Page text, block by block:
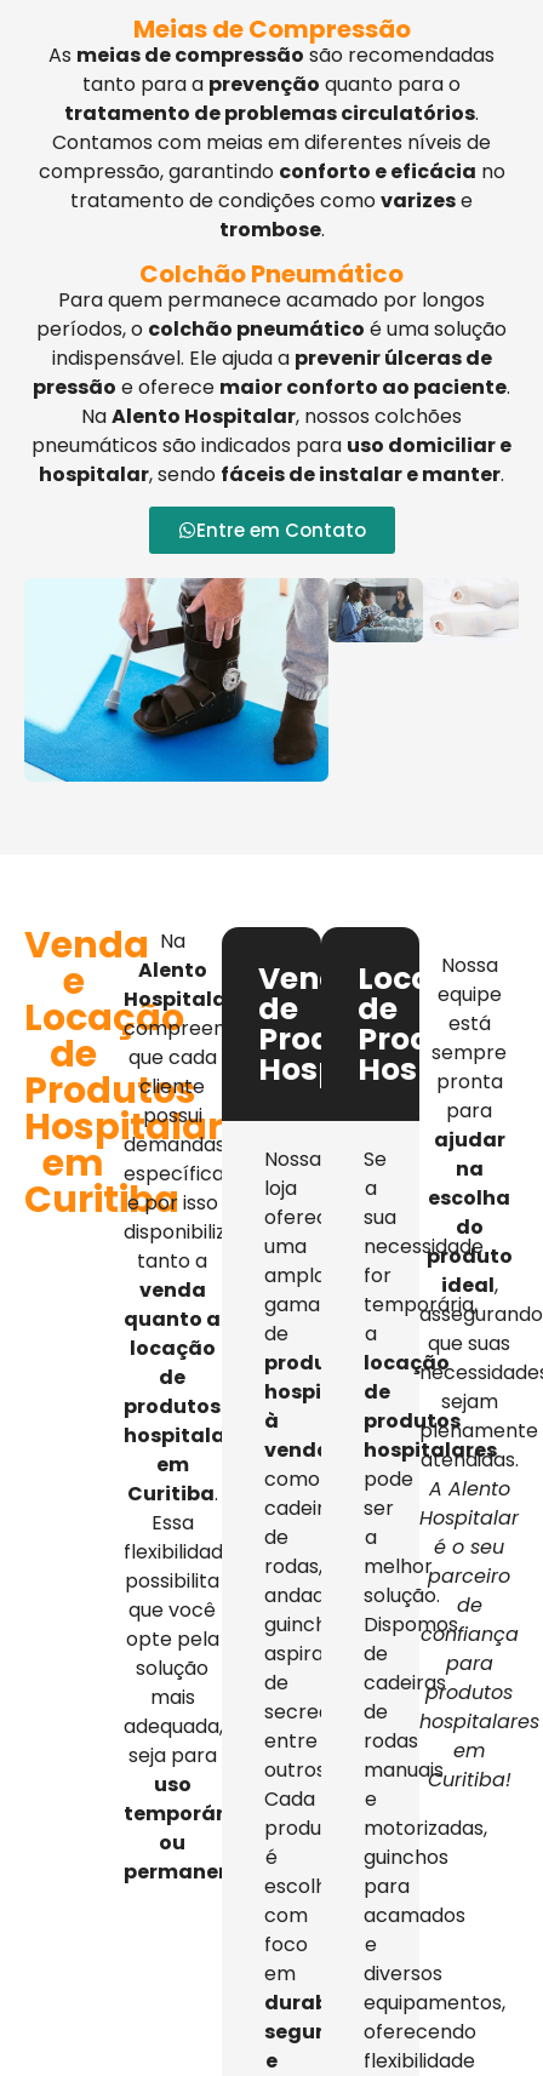
Meias de Compressão
As meias de compressão são recomendadas
tanto para a prevenção quanto para o
tratamento de problemas circulatórios.
Contamos com meias em diferentes níveis de
compressão, garantindo conforto e eficácia no
tratamento de condições comovarizese
trombose.
Colchão Pneumático
Para quem permanece acamado por longos
períodos, o colchão pneumático é uma solução
indispensável. Ele ajuda a prevenir úlceras de
pressão e oferece maior conforto ao paciente.
NaAlento Hospitalar, nossos colchões
pneumáticos são indicados para uso domiciliar e
hospitalar, sendo fáceis de instalar e manter.
Entre em Contato
Venda
e
Locação
de
Produtos
Hospitalares
em
Curitiba
Na
Alento
Hospitalar
compreendemos
que cada
cliente
possui
demandas
específicas,
e por isso
disponibilizamos
tanto a
venda
quanto a
locação
de
produtos
hospitalares
em
Curitiba.
Essa
flexibilidade
possibilita
que você
opte pela
solução
mais
adequada,
seja para
uso
temporário
ou
permanente
Venda
de
Produtos
Hospitalares
Nossa
loja
oferece
uma
ampla
gama
de
produtos
hospitalares
à
venda
como
cadeiras
de
rodas,
andadores,
guinchos,
aspiradores
de
secreção,
entre
outros.
Cada
produto
é
escolhido
com
foco
em
durabilidade,
segurança
e
Locação
de
Produtos
Se
a
sua
necessidade
for
temporária,
a
locação
de
produtos
hospitalares
pode
ser
a
melhor
solução.
Dispomos
de
cadeiras
de
rodas
manuais
e
motorizadas,
guinchos
para
acamados
e
diversos
equipamentos,
oferecendo
flexibilidade
Nossa
equipe
está
sempre
pronta
para
ajudar
na
escolha
do
produto
ideal,
assegurando
que suas
sejam
plenamente
atendidas.
A Alento
Hospitalar
é o seu
parceiro
de
confiança
para
produtos
hospitalares
em
Curitiba!